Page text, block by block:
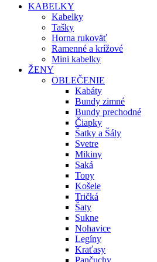
KABELKY
Kabelky
Tašky
Horna rukoväť
Ramenné a krížové
Mini kabelky
ŽENY
OBLEČENIE
Kabáty
Bundy zimné
Bundy prechodné
Čiapky
Šatky a Šály
Svetre
Mikiny
Saká
Topy
Košele
Tričká
Šaty
Sukne
Nohavice
Legíny
Kraťasy
Pančuchy